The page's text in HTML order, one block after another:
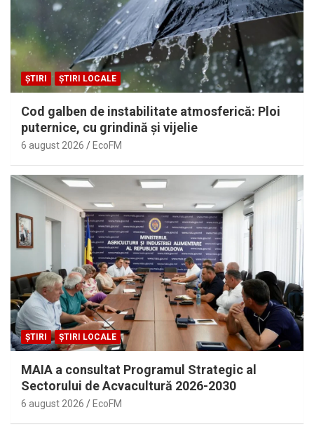
ȘTIRI ȘTIRI LOCALE
Cod galben de instabilitate atmosferică: Ploi
puternice, cu grindină și vijelie
6 august 2026 EcoFM
ȘTIRI ȘTIRI LOCALE
MAIA a consultat Programul Strategic al
Sectorului de Acvacultură 2026-2030
6 august 2026 EcoFM